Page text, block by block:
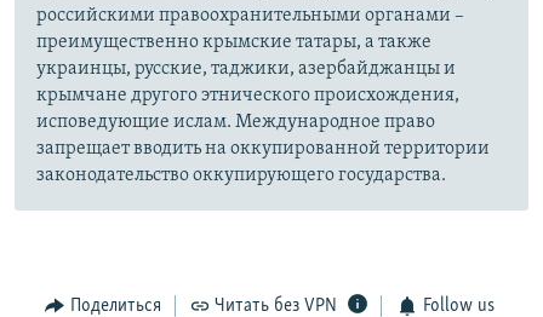
российскими правоохранительными органами –
преимущественно крымские татары, а также
украинцы, русские, таджики, азербайджанцы и
крымчане другого этнического происхождения,
исповедующие ислам. Международное право
запрещает вводить на оккупированной территории
законодательство оккупирующего государства.
Поделиться Читать без VPN Follow us